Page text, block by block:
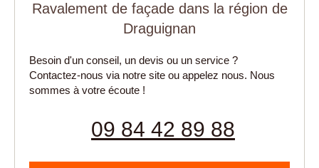
Ravalement de façade dans la région de
Draguignan
Besoin d'un conseil, un devis ou un service ?
Contactez-nous via notre site ou appelez nous. Nous
sommes à votre écoute !
09 84 42 89 88